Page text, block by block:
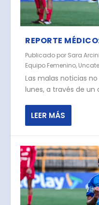
REPORTE
Publicado por Sara
Equipo Femenino,
Las malas noticias
lunes, a través de un
LEER MÁS